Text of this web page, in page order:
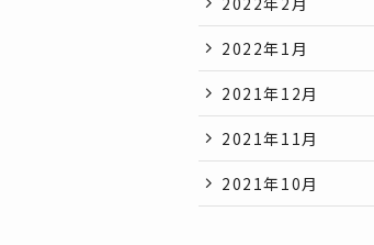
2022年1月
2021年12月
2021年11月
2021年10月